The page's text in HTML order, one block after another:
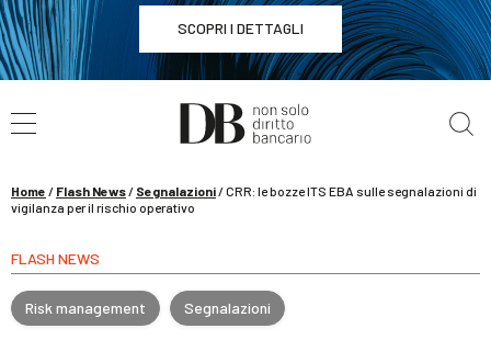
SCOPRI I DETTAGLI
WEBINAR / 1° Ottobre
La riforma del sistema sanzionatorio del TUF
Home / Flash News/ Segnalazioni/CRR: le bozze ITS EBA sulle segnalazioni di
vigilanza per il rischio operativo
FLASH NEWS
Risk management Segnalazioni